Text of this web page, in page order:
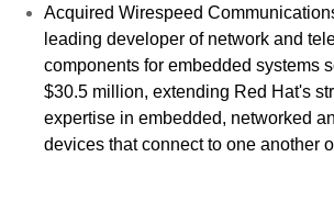
Acquired Wirespeed
leading developer of network and
components for embedded systems
$30.5 million, extending Red Hat's
expertise in embedded, networked
devices that connect to one another